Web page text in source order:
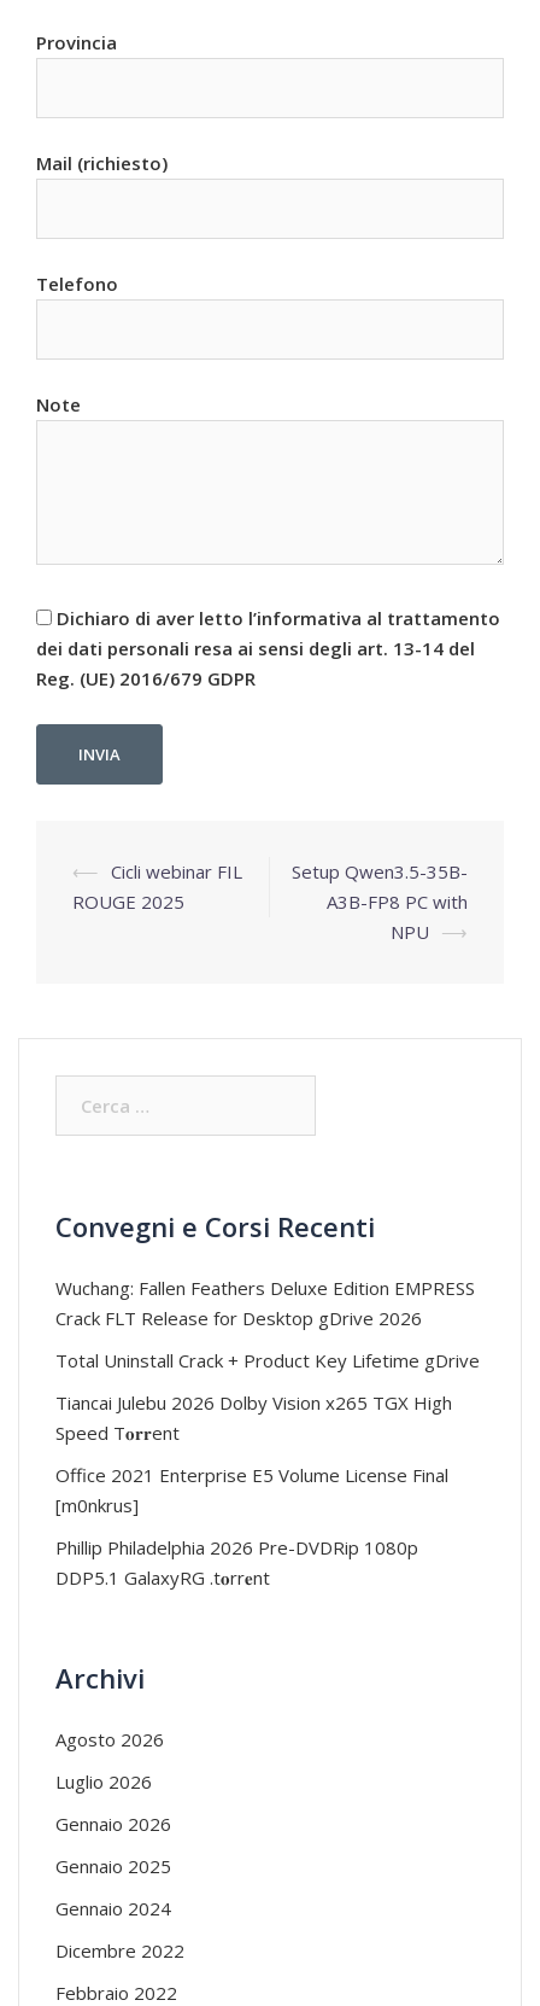
Provincia
Mail (richiesto)
Telefono
Note
Dichiaro di aver letto l’informativa al trattamento
dei dati personali resa ai sensi degli art. 13-14 del
Reg. (UE) 2016/679 GDPR
Navigazione
articolo
⟵ Cicli webinar FIL
ROUGE 2025
Setup Qwen3.5-35B-
A3B-FP8 PC with
NPU ⟶
per:
Convegni e Corsi Recenti
Wuchang: Fallen Feathers Deluxe Edition EMPRESS
Crack FLT Release for Desktop gDrive 2026
Total Uninstall Crack + Product Key Lifetime gDrive
Tiancai Julebu 2026 Dolby Vision x265 TGX High
Speed T𝐨𝐫𝐫ent
Office 2021 Enterprise E5 Volume License Final
[m0nkrus]
Phillip Philadelphia 2026 Pre-DVDRip 1080p
DDP5.1 GalaxyRG .t𝐨rr𝐞nt
Archivi
Agosto 2026
Luglio 2026
Gennaio 2026
Gennaio 2025
Gennaio 2024
Dicembre 2022
Febbraio 2022